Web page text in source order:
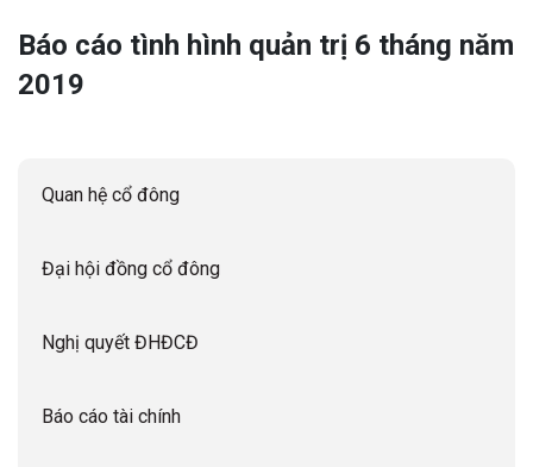
Quan hệ cổ đông
Đại hội đồng cổ đông
Nghị quyết ĐHĐCĐ
Báo cáo tài chính
Báo cáo tình hình quản trị 6 tháng năm
2019